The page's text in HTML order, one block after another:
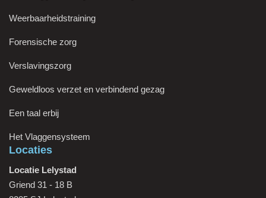
Weerbaarheidstraining
Forensische zorg
Verslavingszorg
Geweldloos verzet en verbindend gezag
Een taal erbij
Het Vlaggensysteem
Locaties
Locatie Lelystad
Griend 31 - 18 B